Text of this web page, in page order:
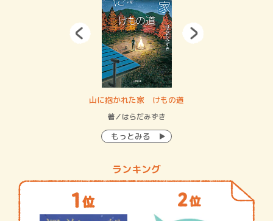
山に抱かれた家 けもの道
著／はらだみずき
もっとみる
ランキング